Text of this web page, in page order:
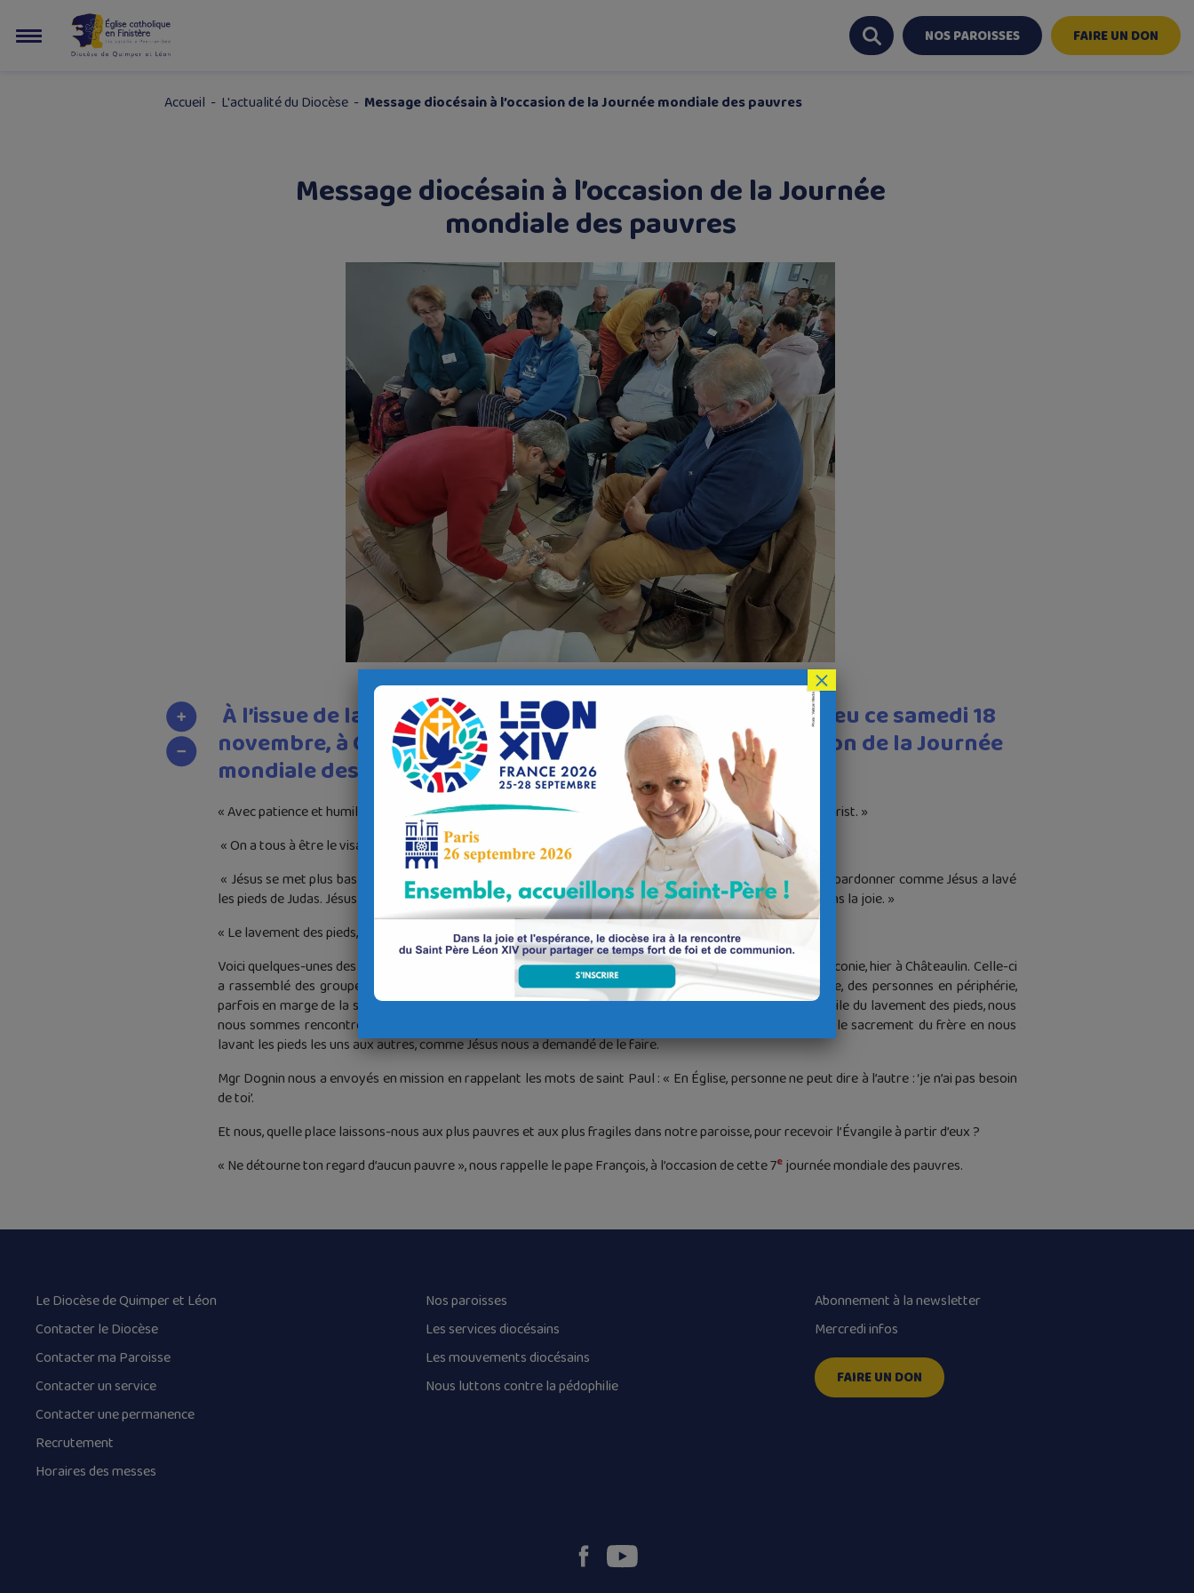
NOS PAROISSES FAIRE UN DON
Accueil - L'actualité du Diocèse- Message diocésain à l’occasion de la Journée mondiale des pauvres
Message diocésain à l’occasion de la Journée
mondiale des pauvres
À l’issue de la journée fraternelle de la diaconie qui avait lieu ce samedi 18
novembre, à Châteaulin, un message a été rédigé à l’occasion de la Journée
mondiale des pauvres.
« Avec patience et humilité, descendre jusqu’à l’autre pour le recevoir, l’écouter, le reconnaître comme le Christ. »
« On a tous à être le visage du Christ au service de nos frères. »
« Jésus se met plus bas que l’homme, il se fait le plus pauvre des pauvres. Pour avoir la paix en soi, il faut pardonner comme Jésus a lavé
les pieds de Judas. Jésus nous fait cette promesse : ‘Vous serez heureux si vous le faites’. C’est la charité dans la joie. »
« Le lavement des pieds, c’est ce qui remet debout. Cela permet d’aller de l’avant. »
Voici quelques-unes des phrases exprimées par les 190 participants, lors de la journée fraternelle de la diaconie, hier à Châteaulin. Celle-ci
a rassemblé des groupes de partage d’Évangile, de fraternité, de soutien local sur l’ensemble du diocèse, des personnes en périphérie,
parfois en marge de la société, peu, voire pas écoutées au sein de l’Église. Nous avons échangé sur l’évangile du lavement des pieds, nous
nous sommes rencontrés, nous avons partagé nos talents à travers des ateliers et nous avons célébré le sacrement du frère en nous
lavant les pieds les uns aux autres, comme Jésus nous a demandé de le faire.
Mgr Dognin nous a envoyés en mission en rappelant les mots de saint Paul : « En Église, personne ne peut dire à l’autre : ‘je n’ai pas besoin
de toi’.
Et nous, quelle place laissons-nous aux plus pauvres et aux plus fragiles dans notre paroisse, pour recevoir l’Évangile à partir d’eux ?
« Ne détourne ton regard d’aucun pauvre », nous rappelle le pape François, à l’occasion de cette 7ejournée mondiale des pauvres.
Le Diocèse de Quimper et Léon
Contacter le Diocèse
Contacter ma Paroisse
Contacter un service
Contacter une permanence
Recrutement
Horaires des messes
Nos paroisses
Les services diocésains
Les mouvements diocésains
Nous luttons contre la pédophilie
Abonnement à la newsletter
Mercredi infos
FAIRE UN DON
×